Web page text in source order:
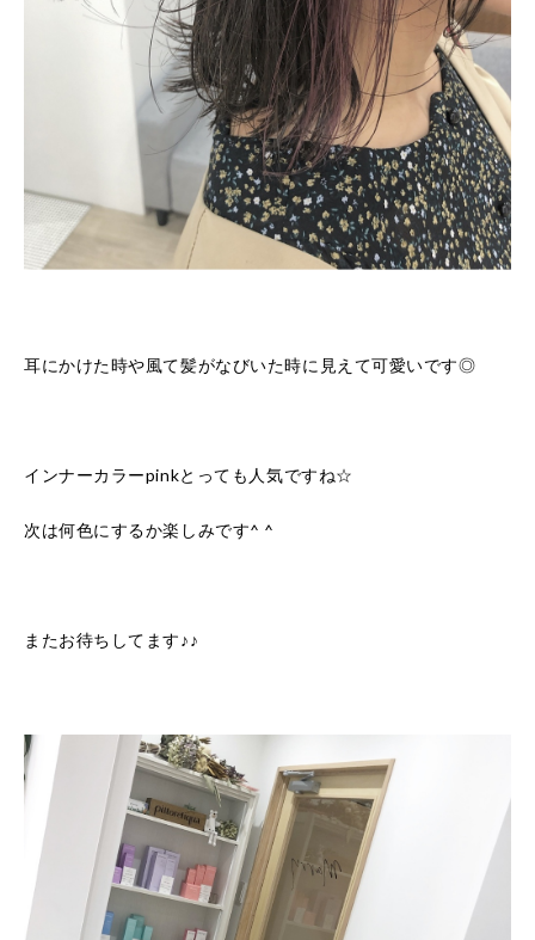
耳にかけた時や風て髪がなびいた時に見えて可愛いです◎
インナーカラーpinkとっても人気ですね☆
次は何色にするか楽しみです^ ^
またお待ちしてます♪♪